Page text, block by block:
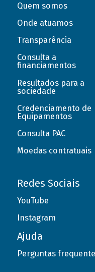
Quem somos
Onde atuamos
Transparência
Consulta a
financiamentos
Resultados para a
sociedade
Credenciamento de
Equipamentos
Consulta PAC
Moedas contratuais
Redes Sociais
YouTube
Instagram
Ajuda
Perguntas